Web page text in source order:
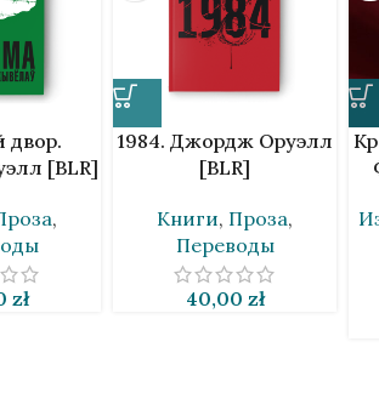
двор.
[BLR]
,
zł
1984. Джордж Оруэлл
[BLR]
Книги, Проза,
Переводы
40,00 zł